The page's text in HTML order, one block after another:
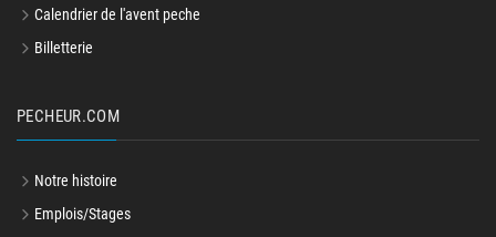
Calendrier de l'avent peche
Billetterie
PECHEUR.COM
Notre histoire
Emplois/Stages